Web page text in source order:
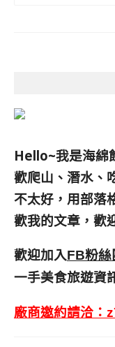
Hello~我是海綿
歡爬山、潛水、
不太好，用部落
歡我的文章，歡
歡迎加入FB粉絲
一手美食旅遊資
廠商邀約請洽：